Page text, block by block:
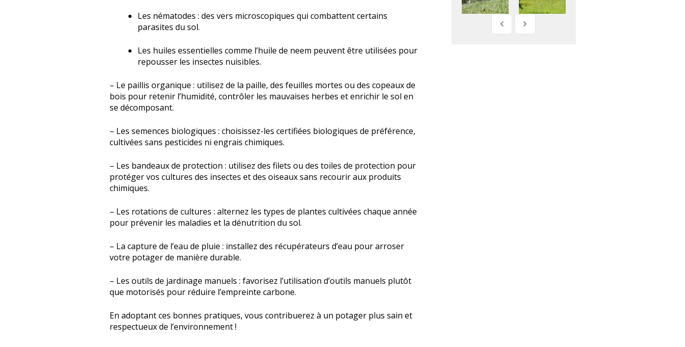
Les nématodes : des vers microscopiques qui combattent certains
parasites du sol.
Les huiles essentielles comme l’huile de neem peuvent être utilisées pour
repousser les insectes nuisibles.
– Le paillis organique : utilisez de la paille, des feuilles mortes ou des copeaux de
bois pour retenir l’humidité, contrôler les mauvaises herbes et enrichir le sol en
se décomposant.
– Les semences biologiques : choisissez-les certifiées biologiques de préférence,
cultivées sans pesticides ni engrais chimiques.
– Les bandeaux de protection : utilisez des filets ou des toiles de protection pour
protéger vos cultures des insectes et des oiseaux sans recourir aux produits
chimiques.
– Les rotations de cultures : alternez les types de plantes cultivées chaque année
pour prévenir les maladies et la dénutrition du sol.
– La capture de l’eau de pluie : installez des récupérateurs d’eau pour arroser
votre potager de manière durable.
– Les outils de jardinage manuels : favorisez l’utilisation d’outils manuels plutôt
que motorisés pour réduire l’empreinte carbone.
En adoptant ces bonnes pratiques, vous contribuerez à un potager plus sain et
respectueux de l’environnement !